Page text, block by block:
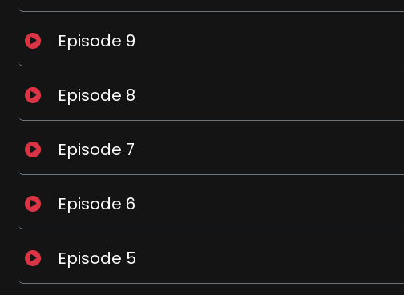
Episode 9
Episode 8
Episode 7
Episode 6
Episode 5